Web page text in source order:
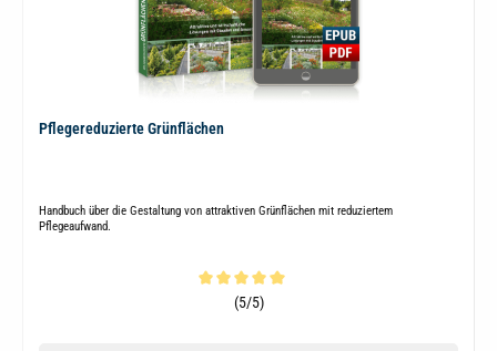
Pflegereduzierte Grünflächen
Handbuch über die Gestaltung von attraktiven Grünflächen mit reduziertem
Pflegeaufwand.
Durchschnittliche Bewertung von 5 von 5 Sternen
(5/5)